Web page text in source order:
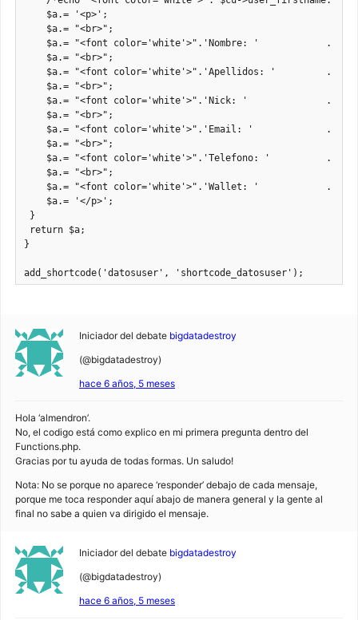
    $a.= '<p>';
    $a.= "<br>";
$a.= "<font color='white'>".'Nombre: '            .
    $a.= "<br>";
$a.= "<font color='white'>".'Apellidos: '         .
    $a.= "<br>";
$a.= "<font color='white'>".'Nick: '              .
    $a.= "<br>";
$a.= "<font color='white'>".'Email: '             .
    $a.= "<br>";
$a.= "<font color='white'>".'Telefono: '          .
    $a.= "<br>";
$a.= "<font color='white'>".'Wallet: '            .
    $a.= '</p>';
}
return $a;
}
add_shortcode('datosuser', 'shortcode_datosuser');
Iniciador del debate bigdatadestroy
(@bigdatadestroy)
hace 6 años, 5 meses
Hola ‘almendron’.
No, el codigo está como explico en mi primera pregunta dentro del
Functions.php.
Gracias por tu ayuda de todas formas. Un saludo!
Nota: No se porque no aparece ‘responder’ debajo de cada mensaje,
porque me toca responder aquí abajo de manera general y la gente al
final no sabe a quien va dirigido el mensaje.
Iniciador del debate bigdatadestroy
(@bigdatadestroy)
hace 6 años, 5 meses